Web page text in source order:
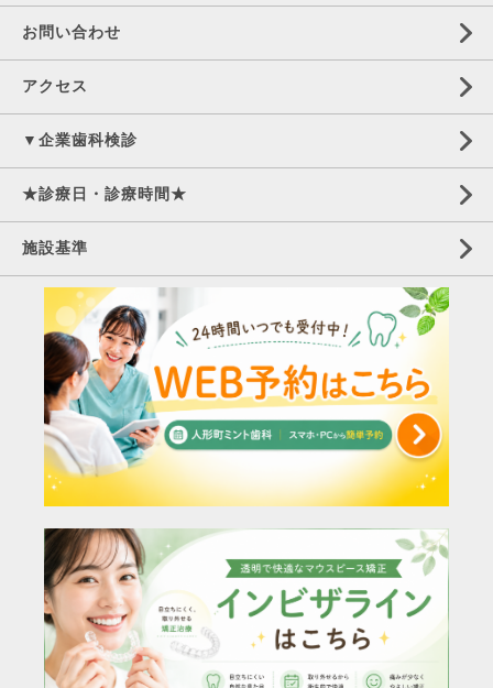
お問い合わせ
アクセス
▼企業歯科検診
★診療日・診療時間★
施設基準